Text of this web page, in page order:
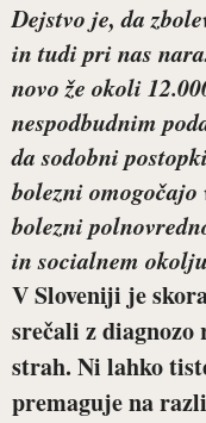
Dejstvo je, da
in tudi pri nas
novo že okoli
nespodbudnim
da sodobni
bolezni
bolezni
in socialnem
V Sloveniji je
srečali z diagnozo
strah. Ni lahko
premaguje na